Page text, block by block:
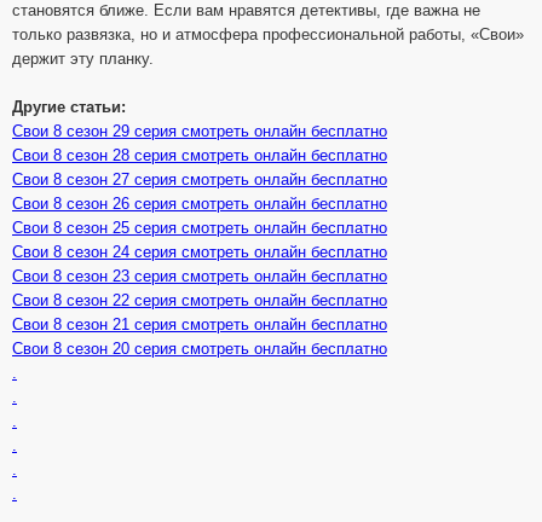
становятся ближе. Если вам нравятся детективы, где важна не
только развязка, но и атмосфера профессиональной работы, «Свои»
держит эту планку.
Другие статьи:
Свои 8 сезон 29 серия смотреть онлайн бесплатно
Свои 8 сезон 28 серия смотреть онлайн бесплатно
Свои 8 сезон 27 серия смотреть онлайн бесплатно
Свои 8 сезон 26 серия смотреть онлайн бесплатно
Свои 8 сезон 25 серия смотреть онлайн бесплатно
Свои 8 сезон 24 серия смотреть онлайн бесплатно
Свои 8 сезон 23 серия смотреть онлайн бесплатно
Свои 8 сезон 22 серия смотреть онлайн бесплатно
Свои 8 сезон 21 серия смотреть онлайн бесплатно
Свои 8 сезон 20 серия смотреть онлайн бесплатно